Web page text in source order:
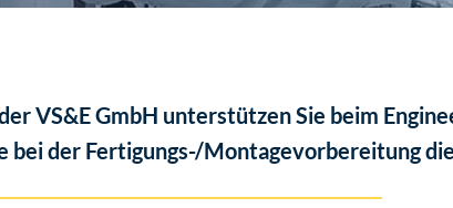
VS&E GmbH unterstützen Sie beim
bei der Fertigungs-/Montagevorbereitung